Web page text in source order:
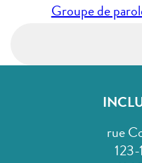
de
Groupe de
rue